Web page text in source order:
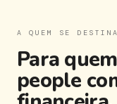
A QUEM SE
Para
people